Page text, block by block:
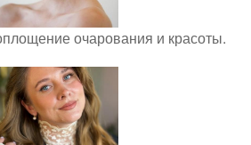
очарования и красоты.